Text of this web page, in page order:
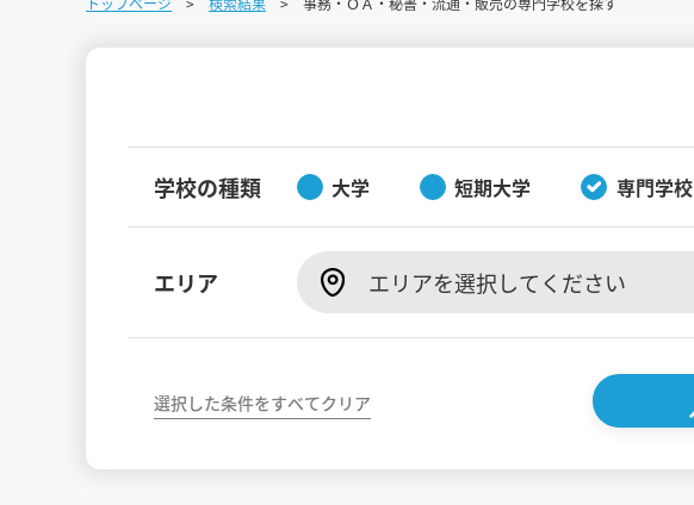
学校の種類 大学 短期大学 専門学校
エリア エリアを選択してください
選択した条件をすべてクリア